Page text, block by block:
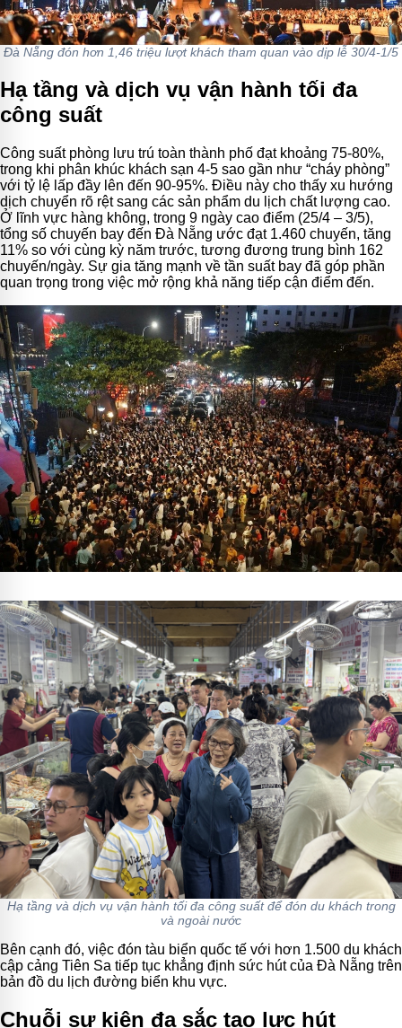
Đà Nẵng đón hơn 1,46 triệu lượt khách tham quan vào dịp lễ 30/4-1/5
Hạ tầng và dịch vụ vận hành tối đa
công suất
Công suất phòng lưu trú toàn thành phố đạt khoảng 75-80%,
trong khi phân khúc khách sạn 4-5 sao gần như “cháy phòng”
với tỷ lệ lấp đầy lên đến 90-95%. Điều này cho thấy xu hướng
dịch chuyển rõ rệt sang các sản phẩm du lịch chất lượng cao.
Ở lĩnh vực hàng không, trong 9 ngày cao điểm (25/4 – 3/5),
tổng số chuyến bay đến Đà Nẵng ước đạt 1.460 chuyến, tăng
11% so với cùng kỳ năm trước, tương đương trung bình 162
chuyến/ngày. Sự gia tăng mạnh về tần suất bay đã góp phần
quan trọng trong việc mở rộng khả năng tiếp cận điểm đến.
Hạ tầng và dịch vụ vận hành tối đa công suất để đón du khách trong
và ngoài nước
Bên cạnh đó, việc đón tàu biển quốc tế với hơn 1.500 du khách
cập cảng Tiên Sa tiếp tục khẳng định sức hút của Đà Nẵng trên
bản đồ du lịch đường biển khu vực.
Chuỗi sự kiện đa sắc tạo lực hút